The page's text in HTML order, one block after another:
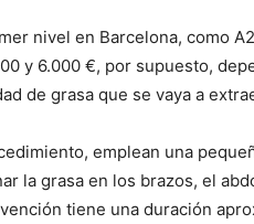
nivel en Barcelona, como
y 6.000 €, por supuesto,
de grasa que se vaya a
emplean una
la grasa en los brazos, el
tiene una duración